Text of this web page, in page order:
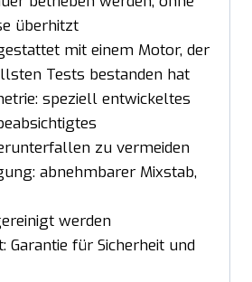
überhitzt
mit einem Motor, der
Tests bestanden hat
speziell entwickeltes
zu vermeiden
abnehmbarer Mixstab,
werden
Garantie für Sicherheit und